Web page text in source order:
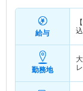
給与
勤務地